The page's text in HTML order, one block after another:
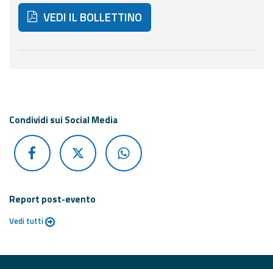
Domande
frequenti
Guida per gli
Meteo
Emilia-
Romagna
Contatti
VEDI IL BOLLETTINO
Condividi sui Social Media
Report post-evento
Vedi tutti